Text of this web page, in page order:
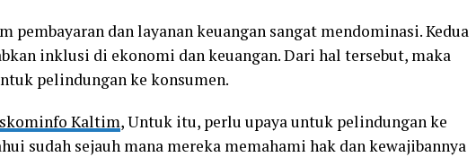
pembayaran dan layanan keuangan sangat mendominasi. Kedua
inklusi di ekonomi dan keuangan. Dari hal tersebut, maka
pelindungan ke konsumen.
Kaltim, Untuk itu, perlu upaya untuk pelindungan ke
sudah sejauh mana mereka memahami hak dan kewajibannya